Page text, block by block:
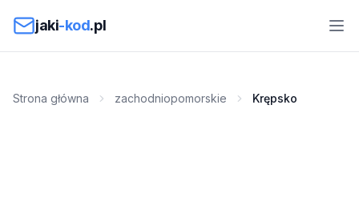
jaki-kod.pl
Strona główna zachodniopomorskie Krępsko